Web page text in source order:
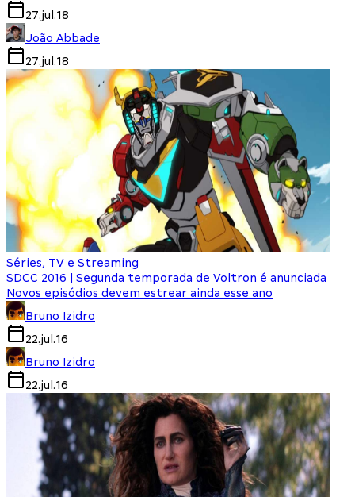
27.jul.18
João Abbade
27.jul.18
Séries, TV e Streaming
SDCC 2016 | Segunda temporada de Voltron é anunciada
Novos episódios devem estrear ainda esse ano
Bruno Izidro
22.jul.16
Bruno Izidro
22.jul.16